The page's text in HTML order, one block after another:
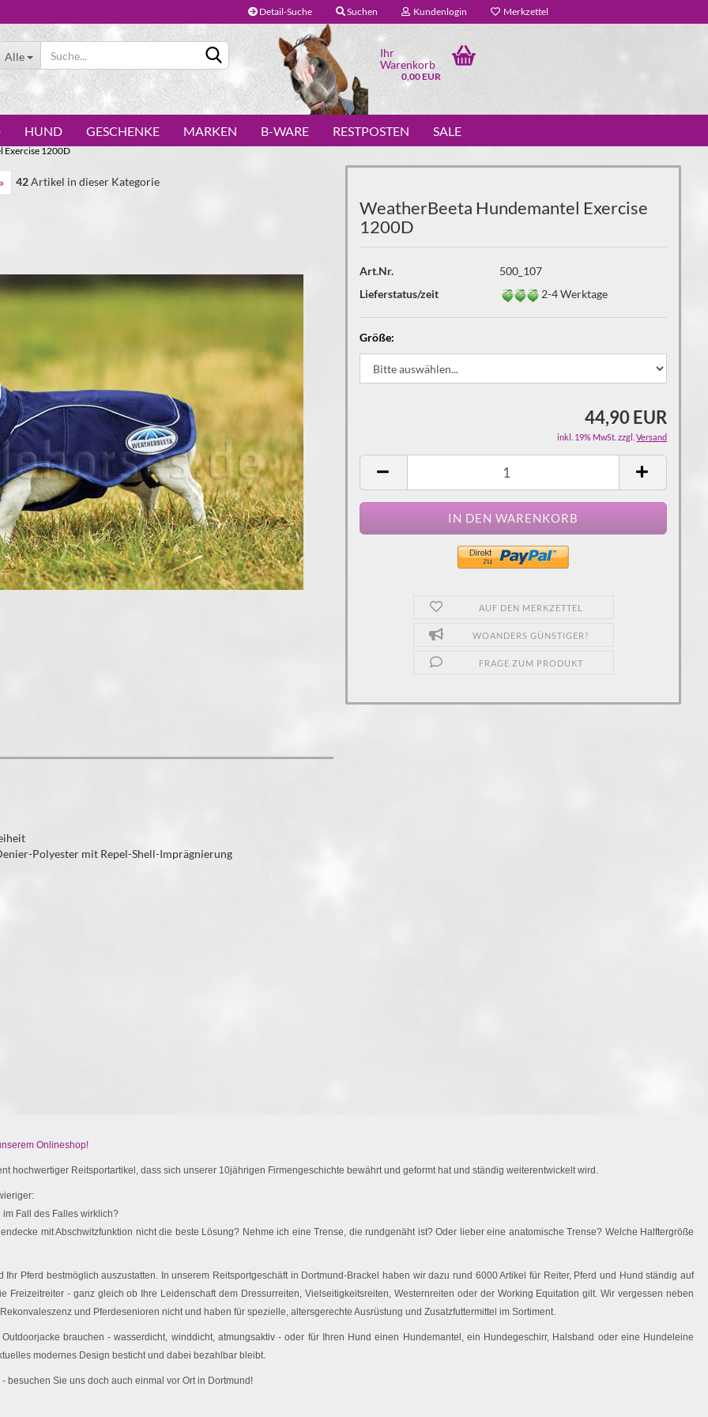
Detail-Suche Suchen Kundenlogin Merkzettel
Alle
Ihr
Warenkorb
0,00 EUR
HUND GESCHENKE MARKEN B-WARE RESTPOSTEN SALE
Exercise 1200D
42Artikel in dieser Kategorie
WeatherBeeta Hundemantel Exercise
1200D
Art.Nr.
500_107
Lieferstatus/zeit
2-4 Werktage
Größe:
44,90 EUR
inkl. 19% MwSt. zzgl.Versand
AUF DEN MERKZETTEL
WOANDERS GÜNSTIGER?
FRAGE ZUM PRODUKT
Polyester mit Repel-Shell-Imprägnierung
Onlineshop!
hochwertiger Reitsportartikel, dass sich unserer 10jährigen Firmengeschichte bewährt und geformt hat und ständig weiterentwickelt wird.
im Fall des Falles wirklich?
mit Abschwitzfunktion nicht die beste Lösung? Nehme ich eine Trense, die rundgenäht ist? Oder lieber eine anatomische Trense? Welche Halftergröße
Pferd bestmöglich auszustatten. In unserem Reitsportgeschäft in Dortmund-Brackel haben wir dazu rund 6000 Artikel für Reiter, Pferd und Hund ständig auf
- ganz gleich ob Ihre Leidenschaft dem Dressurreiten, Vielseitigkeitsreiten, Westernreiten oder der Working Equitation gilt. Wir vergessen neben
und Pferdesenioren nicht und haben für spezielle, altersgerechte Ausrüstung und Zusatzfuttermittel im Sortiment.
brauchen - wasserdicht, winddicht, atmungsaktiv - oder für Ihren Hund einen Hundemantel, ein Hundegeschirr, Halsband oder eine Hundeleine
modernes Design besticht und dabei bezahlbar bleibt.
Sie uns doch auch einmal vor Ort in Dortmund!